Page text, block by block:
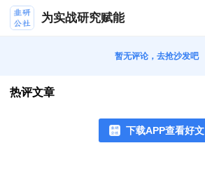
为实战研究赋能
暂无评论，去抢沙发吧
热评文章
下载APP查看好文